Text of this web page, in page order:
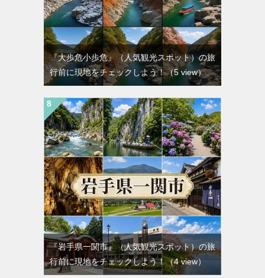
『大歩危小歩危』（人気観光スポット）の旅
行前に現地をチェックしよう！（5 view）
『岩手県一関市』（人気観光スポット）の旅
行前に現地をチェックしよう！（4 view）